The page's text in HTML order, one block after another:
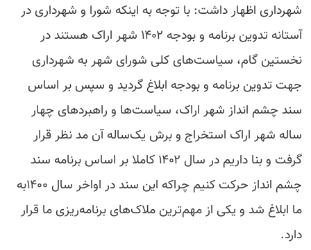
شهرداری اظهار داشت: با توجه به اینکه شورا و شهرداری در
آستانه تدوین برنامه و بودجه ۱۴۰۲ شهر اراک هستند در
نخستین گام، سیاست‌های کلی شورای شهر به شهرداری
جهت تدوین برنامه و بودجه ابلاغ گردید و سپس بر اساس
سند چشم انداز شهر اراک، سیاست‌ها و راهبردهای چهار
ساله شهر اراک استخراج و برش یک‌ساله آن مد نظر قرار
گرفت و بنا داریم در سال ۱۴۰۲ کاملا بر اساس برنامه سند
چشم انداز حرکت کنیم چراکه این سند در اواخر سال ۱۴۰۰به
ما ابلاغ شد و یکی از مهم‌ترین ملاک‌های برنامه‌ریزی ما قرار
دارد.